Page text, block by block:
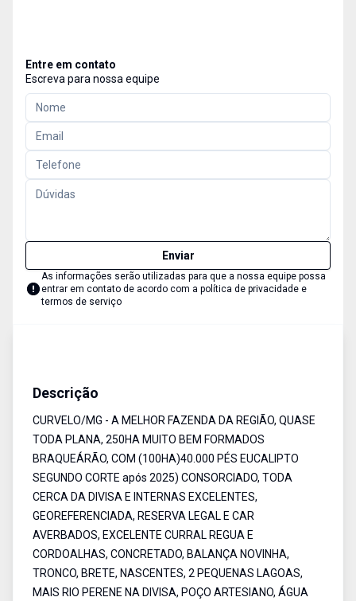
Entre em contato
Escreva para nossa equipe
Enviar
As informações serão utilizadas para que a nossa equipe possa
entrar em contato de acordo com a política de privacidade e
termos de serviço
Descrição
CURVELO/MG - A MELHOR FAZENDA DA REGIÃO, QUASE
TODA PLANA, 250HA MUITO BEM FORMADOS
BRAQUEÁRÃO, COM (100HA)40.000 PÉS EUCALIPTO
SEGUNDO CORTE após 2025) CONSORCIADO, TODA
CERCA DA DIVISA E INTERNAS EXCELENTES,
GEOREFERENCIADA, RESERVA LEGAL E CAR
AVERBADOS, EXCELENTE CURRAL REGUA E
CORDOALHAS, CONCRETADO, BALANÇA NOVINHA,
TRONCO, BRETE, NASCENTES, 2 PEQUENAS LAGOAS,
MAIS RIO PERENE NA DIVISA, POÇO ARTESIANO, ÁGUA